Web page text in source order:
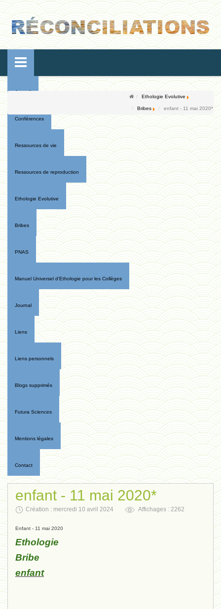
Accueil
Conférences
Ressources de vie
Ressources de reproduction
Ethologie Evolutive
Bribes
PNAS
Manuel Universel d'Ethologie pour les Collèges
Journal
Liens
Liens personnels
Blogs supprimés
Futura Sciences
Mentions légales
Contact
Ethologie Evolutive
Bribes enfant - 11 mai 2020*
enfant - 11 mai 2020*
Création : mercredi 10 avril 2024 Affichages : 2262
Enfant - 11 mai 2020
Ethologie
Bribe
enfant